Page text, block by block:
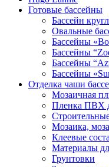
Готовые бассейны
Бассейн
Овальные
Бассейны
Бассейны
Бассейны
Бассейны
Отделка чаши
Мозаичная
Пленка ПВХ
Мозаика,
Клеевые
Материалы
Грунтовки